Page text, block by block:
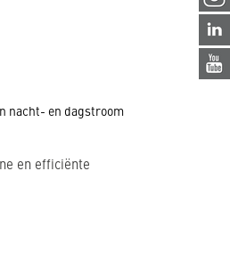
nacht- en dagstroom
en efficiënte